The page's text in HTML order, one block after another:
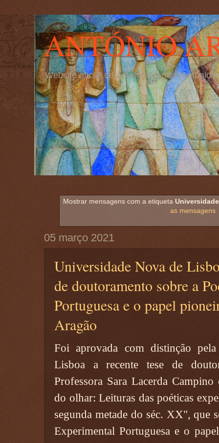
ANTÓNIO
Website oficial de António Aragão (António
Mostrar mensagens com a etiqueta
as mensagens
05 março 2021
Universidade Nova de
de doutoramento sobre a
Portuguesa e o papel
Aragão
Foi aprovada com distinção
Lisboa a recente tese de
Professora Sara Lacerda
do olhar: Leituras das poéticas
segunda metade do séc. XX", que
Experimental Portuguesa e o